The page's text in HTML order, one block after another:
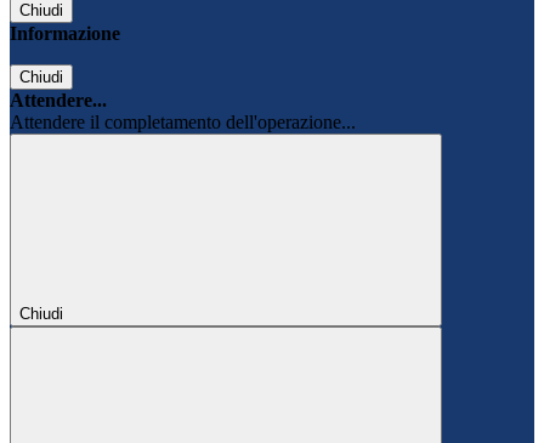
Chiudi
Informazione
Chiudi
Attendere...
Attendere il completamento dell'operazione...
Chiudi